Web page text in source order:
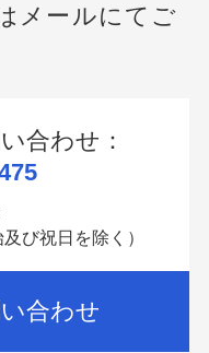
メールにてご
合わせ：
び祝日を除く）
合わせ